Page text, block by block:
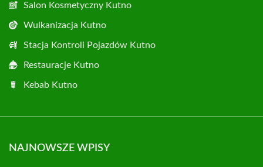
Salon Kosmetyczny Kutno
Wulkanizacja Kutno
Stacja Kontroli Pojazdów Kutno
Restauracje Kutno
Kebab Kutno
NAJNOWSZE WPISY